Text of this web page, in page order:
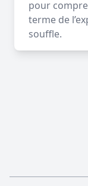
pour
terme de
souffle.